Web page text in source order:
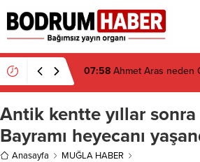
07:58 Ahmet Aras neden
Antik kentte yıllar
Bayramı heyecanı
Anasayfa
MUĞLA HABER